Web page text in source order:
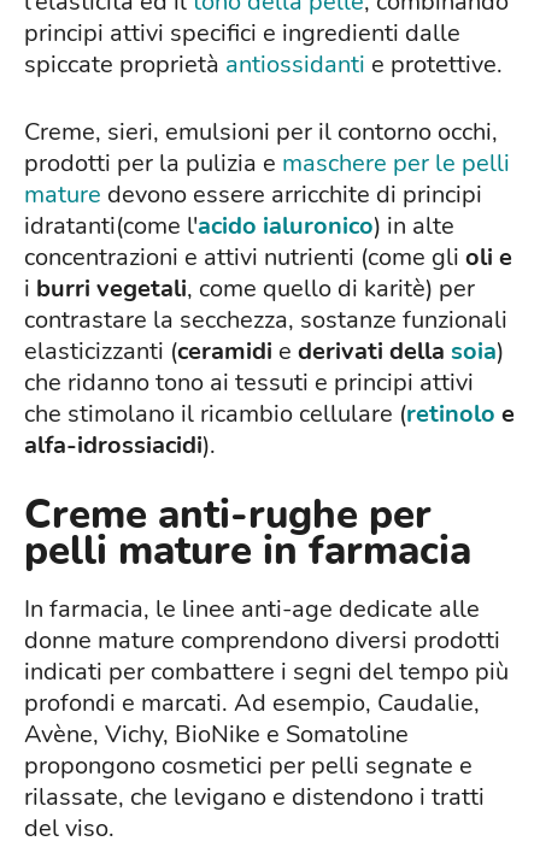
principi attivi specifici e ingredienti dalle
spiccate proprietà antiossidanti e protettive.
Creme, sieri, emulsioni per il contorno occhi,
prodotti per la pulizia e maschere per le pelli
mature devono essere arricchite di principi
idratanti(come l'acido ialuronico) in alte
concentrazioni e attivi nutrienti (come gli oli e
i burri vegetali, come quello di karitè) per
contrastare la secchezza, sostanze funzionali
elasticizzanti (ceramidi e derivati della soia)
che ridanno tono ai tessuti e principi attivi
che stimolano il ricambio cellulare (retinolo e
alfa-idrossiacidi).
Creme anti-rughe per
pelli mature in farmacia
In farmacia, le linee anti-age dedicate alle
donne mature comprendono diversi prodotti
indicati per combattere i segni del tempo più
profondi e marcati. Ad esempio, Caudalie,
Avène, Vichy, BioNike e Somatoline
propongono cosmetici per pelli segnate e
rilassate, che levigano e distendono i tratti
del viso.